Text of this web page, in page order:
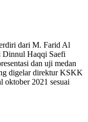
dari M. Farid Al
Dinnul Haqqi Saefi
dan uji medan
digelar direktur KSKK
oktober 2021 sesuai